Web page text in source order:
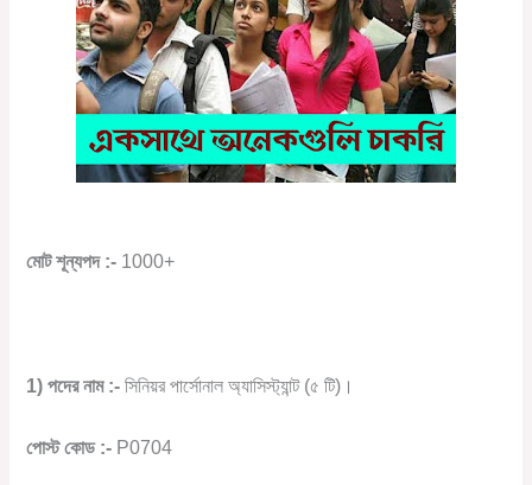
মোট শূন্যপদ :- 1000+
1) পদের নাম :- সিনিয়র পার্সোনাল অ্যাসিস্ট্যান্ট (৫ টি)।
পোস্ট কোড :- P0704